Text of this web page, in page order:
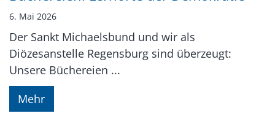
6. Mai 2026
Der Sankt Michaelsbund und wir als
Diözesanstelle Regensburg sind überzeugt:
Unsere Büchereien ...
Mehr